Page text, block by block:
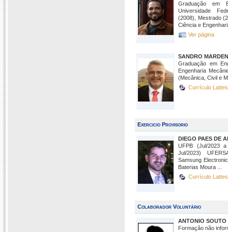
Graduação em
Universidade
(2008), Mestrado
Ciência e
Ver página
SANDRO
Graduação em
Engenharia
(Mecânica, Civil e
Currículo
Exercicio Provisorio
DIEGO PAES DE
UFPB (Jul/2023
Jul/2023)
Samsung
Baterias Moura ...
Currículo
Colaborador Voluntário
ANTONIO
Formação não